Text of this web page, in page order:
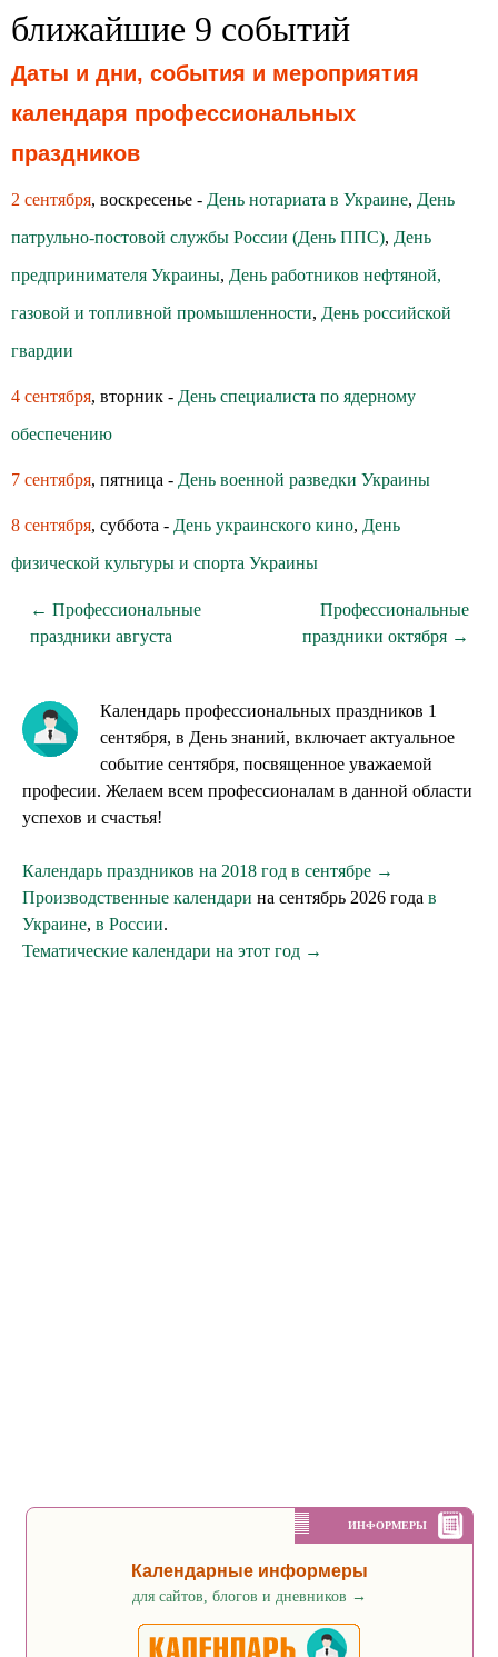
ближайшие 9 событий
Даты и дни, события и мероприятия
календаря профессиональных
праздников
2 сентября, воскресенье - День нотариата в Украине, День
патрульно-постовой службы России (День ППС), День
предпринимателя Украины, День работников нефтяной,
газовой и топливной промышленности, День российской
гвардии
4 сентября, вторник - День специалиста по ядерному
обеспечению
7 сентября, пятница - День военной разведки Украины
8 сентября, суббота - День украинского кино, День
физической культуры и спорта Украины
← Профессиональные
праздники августа
Профессиональные
праздники октября →
Календарь профессиональных праздников 1
сентября, в День знаний, включает актуальное
событие сентября, посвященное уважаемой
професии. Желаем всем профессионалам в данной области
успехов и счастья!
Календарь праздников на 2018 год в сентябре →
Производственные календари на сентябрь 2026 года в
Украине, в России.
Тематические календари на этот год →
ИНФОРМЕРЫ
Календарные информеры
для сайтов, блогов и дневников →